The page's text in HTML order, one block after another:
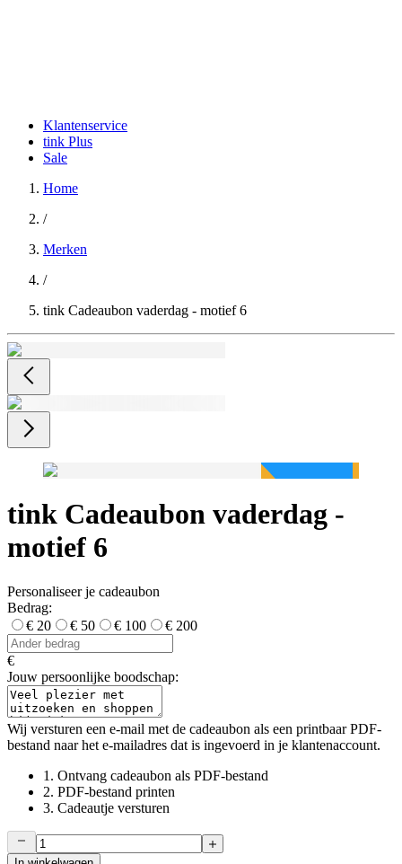
Klantenservice
tink Plus
Sale
Home
/
Merken
/
tink Cadeaubon vaderdag - motief 6
tink Cadeaubon vaderdag -
motief 6
Personaliseer je cadeaubon
Bedrag:
€ 20
€ 50 € 100 € 200
€
Jouw persoonlijke boodschap:
Wij versturen een e-mail met de cadeaubon als een printbaar PDF-
bestand naar het e-mailadres dat is ingevoerd in je klantenaccount.
1. Ontvang cadeaubon als PDF-bestand
2. PDF-bestand printen
3. Cadeautje versturen